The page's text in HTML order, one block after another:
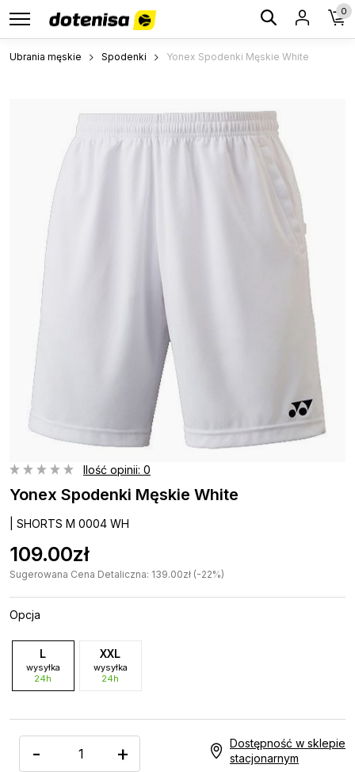
0
Ubrania męskie Spodenki Yonex Spodenki Męskie White
Ilość opinii: 0
Yonex Spodenki Męskie White
| SHORTS M 0004 WH
109.00zł
Sugerowana Cena Detaliczna: 139.00zł (-22%)
Opcja
L
wysyłka
24h
XXL
wysyłka
24h
- +
Dostępność w sklepie
stacjonarnym